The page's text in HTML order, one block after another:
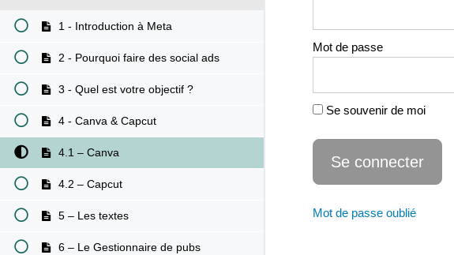
1 - Introduction à Meta
2 - Pourquoi faire des social ads
3 - Quel est votre objectif ?
4 - Canva & Capcut
4.1 – Canva
4.2 – Capcut
5 – Les textes
6 – Le Gestionnaire de pubs
Mot de passe
Se souvenir de moi
Mot de passe oublié